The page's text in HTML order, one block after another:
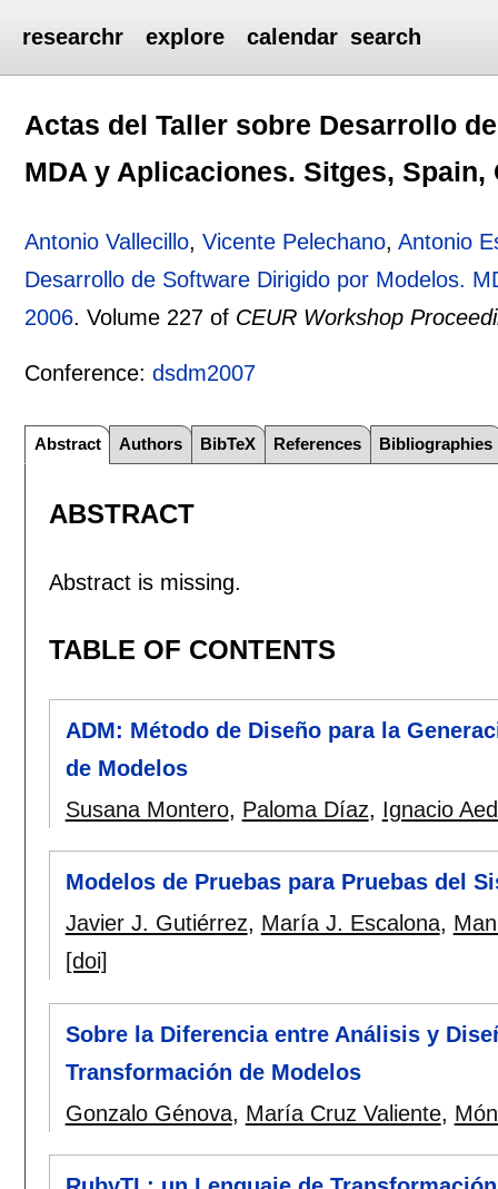
researchr explore calendar search
Actas del Taller sobre Desarrollo
MDA y Aplicaciones. Sitges, Spain,
Antonio Vallecillo,Vicente Pelechano,Antonio
Desarrollo de Software Dirigido por Modelos.
2006.Volume 227 of CEUR Workshop
Conference:dsdm2007
Abstract Authors BibTeX References Bibliographies
ABSTRACT
Abstract is missing.
TABLE OF CONTENTS
ADM: Método de Diseño para la
de Modelos
Susana Montero, Paloma Díaz, Ignacio
Modelos de Pruebas para Pruebas del
Javier J. Gutiérrez, María J. Escalona,
[doi]
Sobre la Diferencia entre Análisis y
Transformación de Modelos
Gonzalo Génova, María Cruz Valiente,